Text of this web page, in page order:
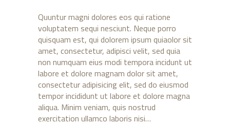
Quuntur magni dolores eos qui ratione
voluptatem sequi nesciunt. Neque porro
quisquam est, qui dolorem ipsum quiaolor sit
amet, consectetur, adipisci velit, sed quia
non numquam eius modi tempora incidunt ut
labore et dolore magnam dolor sit amet,
consectetur adipisicing elit, sed do eiusmod
tempor incididunt ut labore et dolore magna
aliqua. Minim veniam, quis nostrud
exercitation ullamco laboris nisi…